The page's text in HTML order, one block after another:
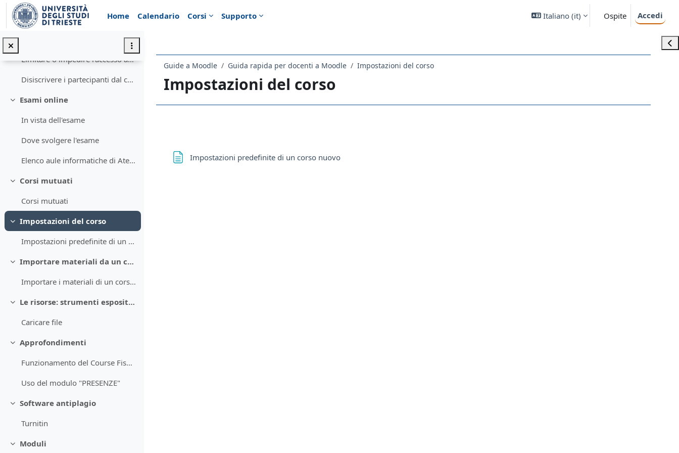
Vai al contenuto principale
Home
Calendario Corsi Supporto Italiano ‎(it)‎ Ospite Accedi
Accesso ed iscrizione: impostazioni predefinite
Limitare l'iscrizione degli studenti
Limitare o impedire l'accesso agli ospiti
Disiscrivere i partecipanti dal corso
Minimizza
Esami online
In vista dell'esame
Dove svolgere l'esame
Elenco aule informatiche di Ateneo
Minimizza
Corsi mutuati
Corsi mutuati
Minimizza
Impostazioni del corso
Impostazioni predefinite di un corso nuovo
Minimizza
Importare materiali da un corso all'altro
Importare i materiali di un corso in un altro
Minimizza
Le risorse: strumenti espositivi
Caricare file
Minimizza
Approfondimenti
Funzionamento del Course Fisher
Uso del modulo "PRESENZE"
Minimizza
Software antiplagio
Turnitin
Minimizza
Moduli
Guide a Moodle Guida rapida per docenti a Moodle Impostazioni del corso
Impostazioni del corso
Impostazioni predefinite di un corso nuovoPagina